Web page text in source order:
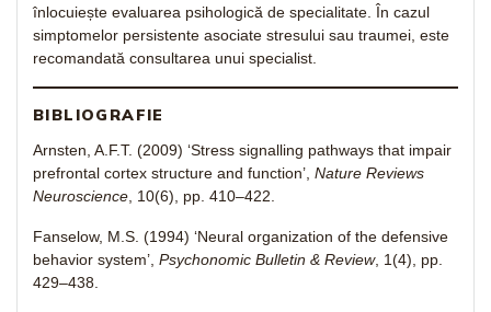
înlocuiește evaluarea psihologică de specialitate. În cazul
simptomelor persistente asociate stresului sau traumei, este
recomandată consultarea unui specialist.
BIBLIOGRAFIE
Arnsten, A.F.T. (2009) ‘Stress signalling pathways that impair
prefrontal cortex structure and function’, Nature Reviews
Neuroscience , 10(6), pp. 410–422.
Fanselow, M.S. (1994) ‘Neural organization of the defensive
behavior system’, Psychonomic Bulletin & Review, 1(4), pp.
429–438.